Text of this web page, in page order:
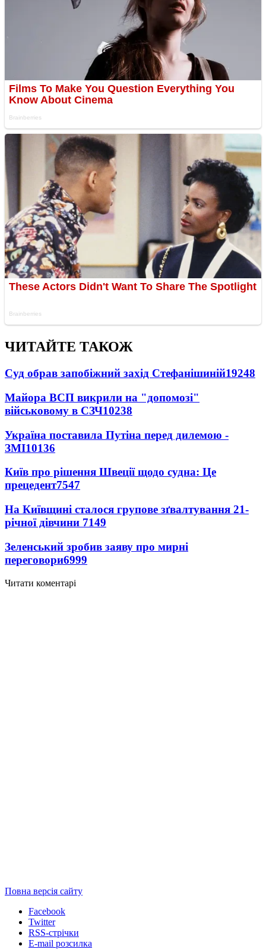
ЧИТАЙТЕ ТАКОЖ
Суд обрав запобіжний захід Стефанішиній19248
Майора ВСП викрили на "допомозі"
військовому в СЗЧ10238
Україна поставила Путіна перед дилемою -
ЗМІ10136
Київ про рішення Швеції щодо судна: Це
прецедент7547
На Київщині сталося групове зґвалтування 21-
річної дівчини 7149
Зеленський зробив заяву про мирні
переговори6999
Читати коментарі
Повна версія сайту
Facebook
Twitter
RSS-стрічки
E-mail розсилка